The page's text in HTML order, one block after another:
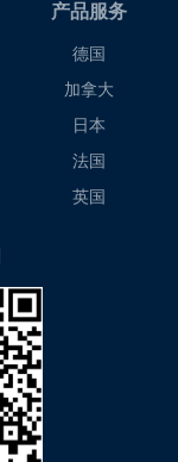
产品服务
德国
加拿大
日本
法国
英国